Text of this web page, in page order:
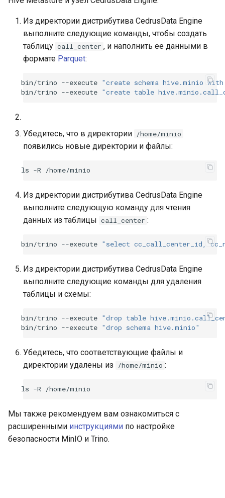
Из директории дистрибутива CedrusData Engine
выполните следующие команды, чтобы создать
таблицу call_center , и наполнить ее данными в
формате Parquet:
bin/trino --execute "create schema hive.minio
bin/trino --execute "create table
Убедитесь, что в директории /home/minio
появились новые директории и файлы:
ls -R
Из директории дистрибутива CedrusData Engine
выполните следующую команду для чтения
данных из таблицы call_center :
bin/trino --execute "select cc_call_center_id,
Из директории дистрибутива CedrusData Engine
выполните следующие команды для удаления
таблицы и схемы:
bin/trino --execute "drop table
bin/trino --execute "drop schema hive.minio"
Убедитесь, что соответствующие файлы и
директории удалены из
/home/minio :
ls -R
Мы также рекомендуем вам ознакомиться с
расширенными инструкциями по настройке
безопасности MinIO и Trino.